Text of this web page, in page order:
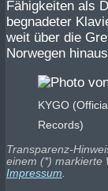
Fähigkeiten als
begnadeter
weit über die
Norwegen
KYGO
Records)
Transparenz-
einem (*) markierte
Impressum